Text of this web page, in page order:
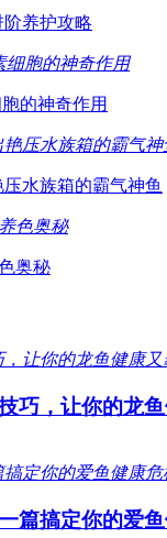
养护攻略
的神奇作用
水族箱的霸气神鱼
奥秘
巧，让你的龙
篇搞定你的爱